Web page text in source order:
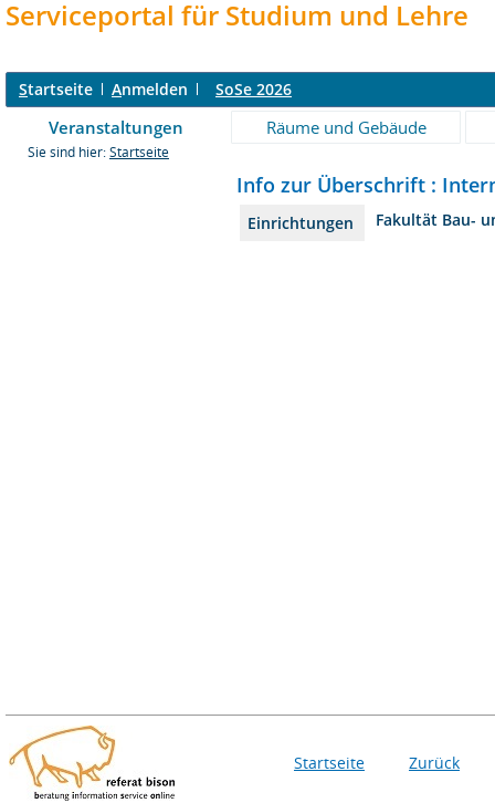
Serviceportal für Studium und Lehre
Startseite Anmelden SoSe 2026
Veranstaltungen Räume und Gebäude
Sie sind hier: Startseite
Info zur Überschrift :
Einrichtungen Fakultät Bau-
Startseite Zurück